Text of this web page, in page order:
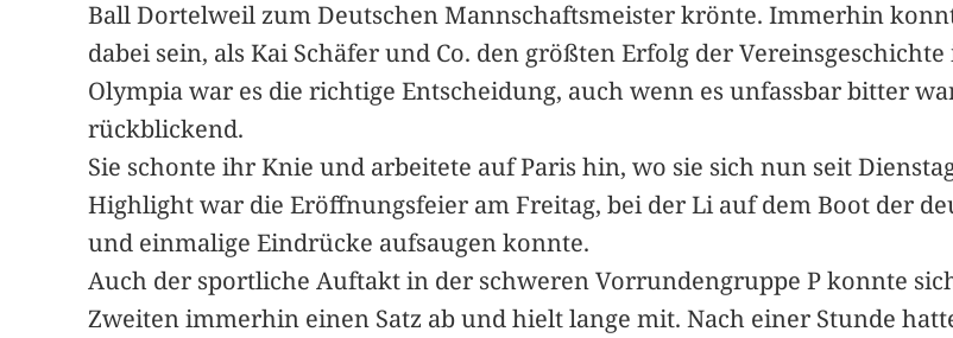
Ball Dortelweil zum Deutschen Mannschaftsmeister krönte. Immerhin
dabei sein, als Kai Schäfer und Co. den größten Erfolg der
Olympia war es die richtige Entscheidung, auch wenn es unfassbar bitter
rückblickend.
Sie schonte ihr Knie und arbeitete auf Paris hin, wo sie sich nun seit
Highlight war die Eröffnungsfeier am Freitag, bei der Li auf dem Boot der
und einmalige Eindrücke aufsaugen konnte.
Auch der sportliche Auftakt in der schweren Vorrundengruppe P konnte
Zweiten immerhin einen Satz ab und hielt lange mit. Nach einer Stunde